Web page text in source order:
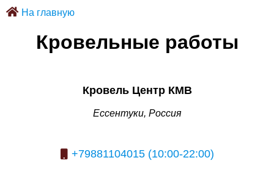
На главную
Кровельные работы
Кровель Центр КМВ
Ессентуки, Россия
+79881104015 (10:00-22:00)